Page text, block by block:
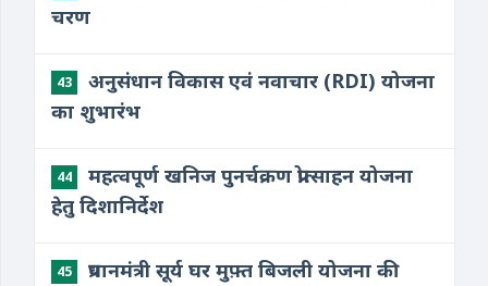
चरण
43
अनुसंधान विकास एवं नवाचार (RDI) योजना
का शुभारंभ
44
महत्वपूर्ण खनिज पुनर्चक्रण प्रोत्साहन योजना
हेतु दिशानिर्देश
45
प्रधानमंत्री सूर्य घर मुफ़्त बिजली योजना की